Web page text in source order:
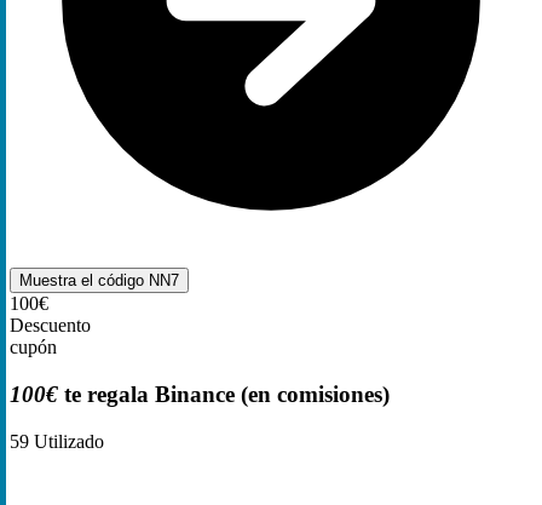
Muestra el código NN7
100€
Descuento
cupón
100€ te regala Binance (en comisiones)
59 Utilizado